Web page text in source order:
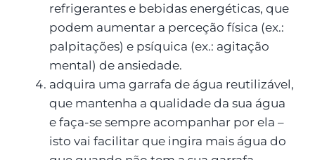
refrigerantes e bebidas energéticas, que
podem aumentar a perceção física (ex.:
palpitações) e psíquica (ex.: agitação
mental) de ansiedade.
adquira uma garrafa de água reutilizável,
que mantenha a qualidade da sua água
e faça-se sempre acompanhar por ela –
isto vai facilitar que ingira mais água do